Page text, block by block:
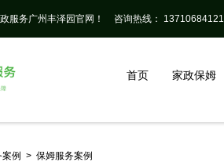
服务广州丰泽园官网！ 咨询热线： 13710684121
首页 家政保姆
例 > 保姆服务案例